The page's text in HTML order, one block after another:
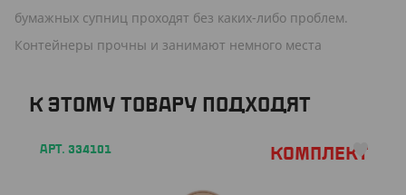
бумажных супниц проходят без каких-либо проблем.
Контейнеры прочны и занимают немного места
К ЭТОМУ ТОВАРУ ПОДХОДЯТ
АРТ. 334101 Комплект